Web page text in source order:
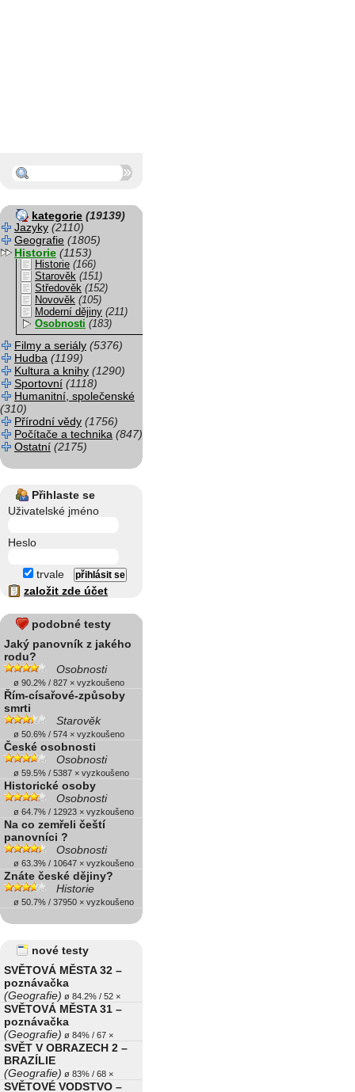
kategorie (19139)
Jazyky (2110)
Geografie (1805)
Historie (1153)
Historie (166)
Starověk (151)
Středověk (152)
Novověk (105)
Moderní dějiny (211)
Osobnosti (183)
Filmy a seriály (5376)
Hudba (1199)
Kultura a knihy (1290)
Sportovní (1118)
Humanitní, společenské
(310)
Přírodní vědy (1756)
Počítače a technika (847)
Ostatní (2175)
Přihlaste se
Uživatelské jméno
Heslo
trvale
založit zde účet
podobné testy
Jaký panovník z jakého
rodu?
Osobnosti
ø 90.2% / 827 × vyzkoušeno
Řím-císařové-způsoby
smrti
Starověk
ø 50.6% / 574 × vyzkoušeno
České osobnosti
Osobnosti
ø 59.5% / 5387 × vyzkoušeno
Historické osoby
Osobnosti
ø 64.7% / 12923 × vyzkoušeno
Na co zemřeli čeští
panovníci ?
Osobnosti
ø 63.3% / 10647 × vyzkoušeno
Znáte české dějiny?
Historie
ø 50.7% / 37950 × vyzkoušeno
nové testy
SVĚTOVÁ MĚSTA 32 –
poznávačka
(Geografie) ø 84.2% / 52 ×
SVĚTOVÁ MĚSTA 31 –
poznávačka
(Geografie) ø 84% / 67 ×
SVĚT V OBRAZECH 2 –
BRAZÍLIE
(Geografie) ø 83% / 68 ×
SVĚTOVÉ VODSTVO –